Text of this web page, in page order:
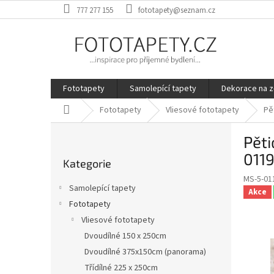
na
777 277 155 fototapety@seznam.cz
Fototapety Samolepící tapety Dekorace na
Domů Fototapety Vliesové fototapety
kategorie
Kategorie
Samolepící tapety
Fototapety
Vliesové fototapety
Dvoudílné 150 x 250cm
Dvoudílné 375x150cm (panorama)
Třídílné 225 x 250cm
0119
MS-5-
Akce